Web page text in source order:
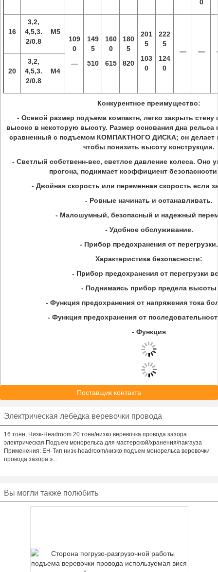
0
16
3,2,
4,5,3.
2/0.8
M5
109
0
—
149
5
510
160
0
615
180
5
820
201
5
103
0
222
5
124
0
— —
20
3,2,
4,5,3.
2/0.8
M4
Конкурентное преимущество:
- Осевой размер подъема компактн, легко закрыть стену
высоко в некоторую высоту. Размер основания дна
сравненный с подъемом КОМПАКТНОГО ДИСКА; он делает
чтобы понизить высоту конструкции.
- Светлый собственн-вес, светлое давление колеса. Оно
прогона, поднимает коэффициент
- Двойная скорость или переменная скорость если
- Ровные начинать и останавливать.
- Малошумный, безопасный и надежный
- Удобное обслуживание.
- Прибор предохранения от перегрузки.
Характеристика безопасности:
- Прибор предохранения от перегрузки
- Поднимаясь прибор предела высоты
- Функция предохранения от напряжения тока
- Функция предохранения от
- Функция
Поставщик контакта
Электрическая лебедка веревочки провода
16 тонн, Низк-Headroom 20 тонн/низко веревочка провода зазора
электрическая Подъем монорельса для мастерской/хранения/пакгауза
Применения: EH-Тип низк-headroom/низко подъем монорельса веревочки
провода зазора э...
Вы могли также полюбить